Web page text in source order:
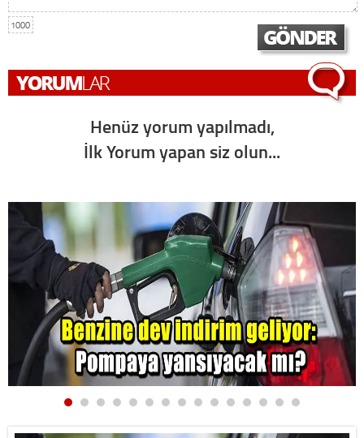
1000
Henüz yorum yapılmadı,
İlk Yorum yapan siz olun...